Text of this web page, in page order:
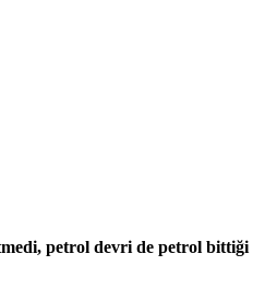
petrol devri de petrol bittiği